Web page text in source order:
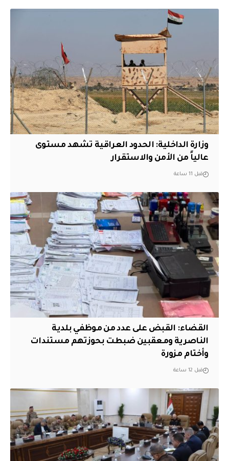
وزارة الداخلية: الحدود العراقية تشهد مستوى
عالياً من الأمن والاستقرار
قبل 11 ساعة
القضاء: القبض على عدد من موظفي بلدية
الناصرية ومعقبين ضبطت بحوزتهم مستندات
وأختام مزورة
قبل 12 ساعة